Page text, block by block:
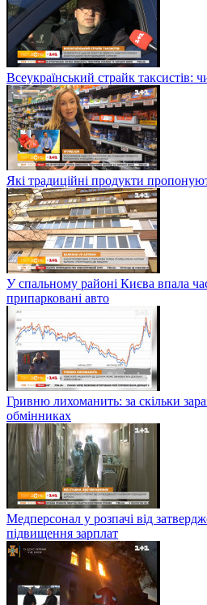
Всеукраїнський страйк таксистів:
Які традиційні продукти
У спальному районі Києва впала
припарковані авто
Гривню лихоманить: за скільки
обмінниках
Медперсонал у розпачі від
підвищення зарплат